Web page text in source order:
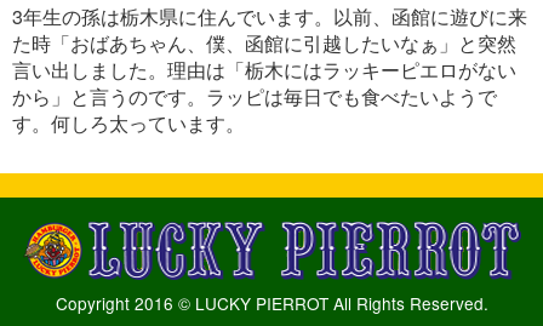
3年生の孫は栃木県に住んでいます。以前、函館に遊びに来
た時「おばあちゃん、僕、函館に引越したいなぁ」と突然
言い出しました。理由は「栃木にはラッキーピエロがない
から」と言うのです。ラッピは毎日でも食べたいようで
す。何しろ太っています。
Copyright 2016 © LUCKY PIERROT All Rights Reserved.